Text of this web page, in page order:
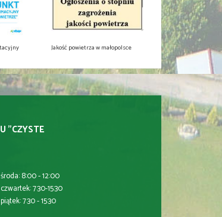
Jakość powietrza w małopolsce
"CZYSTE
środa: 8:00 - 12:00
czwartek: 7:30-15:30
piątek: 7:30 - 15:30